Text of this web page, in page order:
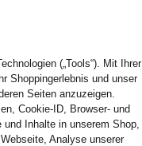
(„Tools“). Mit Ihrer
Shoppingerlebnis und unser
Seiten anzuzeigen.
Cookie-ID, Browser- und
Inhalte in unserem Shop,
Analyse unserer